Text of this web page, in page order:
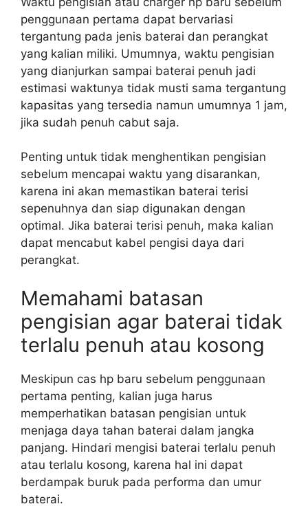
penggunaan pertama dapat bervariasi
tergantung pada jenis baterai dan perangkat
yang kalian miliki. Umumnya, waktu pengisian
yang dianjurkan sampai baterai penuh jadi
estimasi waktunya tidak musti sama tergantung
kapasitas yang tersedia namun umumnya 1 jam,
jika sudah penuh cabut saja.
Penting untuk tidak menghentikan pengisian
sebelum mencapai waktu yang disarankan,
karena ini akan memastikan baterai terisi
sepenuhnya dan siap digunakan dengan
optimal. Jika baterai terisi penuh, maka kalian
dapat mencabut kabel pengisi daya dari
perangkat.
Memahami batasan
pengisian agar baterai tidak
terlalu penuh atau kosong
Meskipun cas hp baru sebelum penggunaan
pertama penting, kalian juga harus
memperhatikan batasan pengisian untuk
menjaga daya tahan baterai dalam jangka
panjang. Hindari mengisi baterai terlalu penuh
atau terlalu kosong, karena hal ini dapat
berdampak buruk pada performa dan umur
baterai.